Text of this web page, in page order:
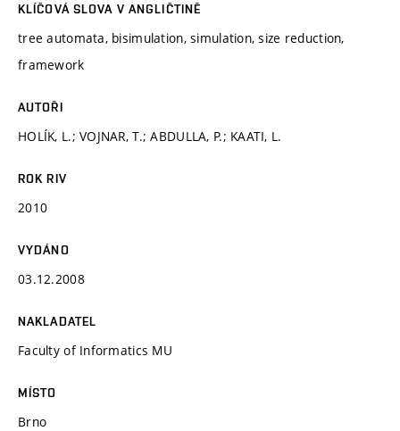
KLÍČOVÁ SLOVA V ANGLIČTINĚ
tree automata, bisimulation, simulation, size reduction,
framework
AUTOŘI
HOLÍK, L.; VOJNAR, T.; ABDULLA, P.; KAATI, L.
ROK RIV
2010
VYDÁNO
03.12.2008
NAKLADATEL
Faculty of Informatics MU
MÍSTO
Brno